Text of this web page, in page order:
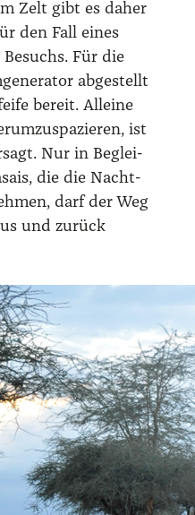
Zelt gibt es daher
den Fall eines
Für die
abge­stellt
bereit. Allei­ne
ist
Nur in Beglei­
die die Nacht­
darf der Weg
und zurück